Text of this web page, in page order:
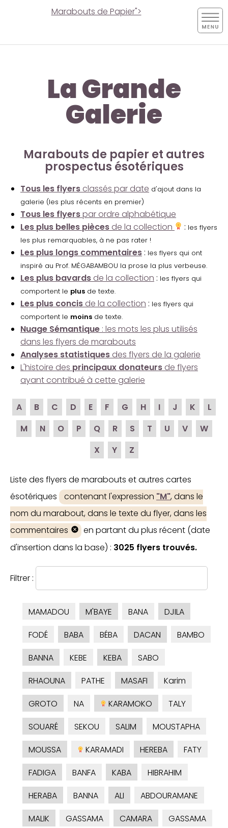
Marabouts de Papier">
La Grande
Galerie
Marabouts de papier et autres
prospectus ésotériques
Tous les flyers classés par date d'ajout dans la
galerie (les plus récents en premier)
Tous les flyerspar ordre alphabétique
Les plus belles pièces de la collection : les flyers
les plus remarquables, à ne pas rater !
Les plus longs commentaires : les flyers qui ont
inspiré au Prof. MÉGABAMBOU la prose la plus verbeuse.
Les plus bavards de la collection : les flyers qui
comportent le plus de texte.
Les plus concis de la collection : les flyers qui
comportent le moins de texte.
Nuage Sémantique : les mots les plus utilisés
dans les flyers de marabouts
Analyses statistiques des flyers de la galerie
L'histoire des principaux donateurs de flyers
ayant contribué à cette galerie
A B C D E F G H I J K
L
M
N O P Q R S T U V
W
X
Y Z
Liste des flyers de marabouts et autres cartes
ésotériques
contenant l'expression "M", dans le
nom du marabout, dans le texte du flyer, dans les
commentaires
en partant du plus récent (date
d'insertion dans la base) : 3025 flyers trouvés.
Filtrer :
MAMADOU M'BAYE BANA
DJILA
FODÉ
BABA BÉBA DACAN
BAMBO
BANNA
KEBE KEBA
SABO
RHAOUNA
PATHE MASAFI
Karim
GROTO
NA KARAMOKO
TALY
SOUARÉ
SEKOU SALIM
MOUSTAPHA
MOUSSA
KARAMADI HEREBA
FATY
FADIGA
BANFA KABA
HIBRAHIM
HERABA
BANNA ALI
ABDOURAMANE
MALIK
GASSAMA CAMARA
GASSAMA